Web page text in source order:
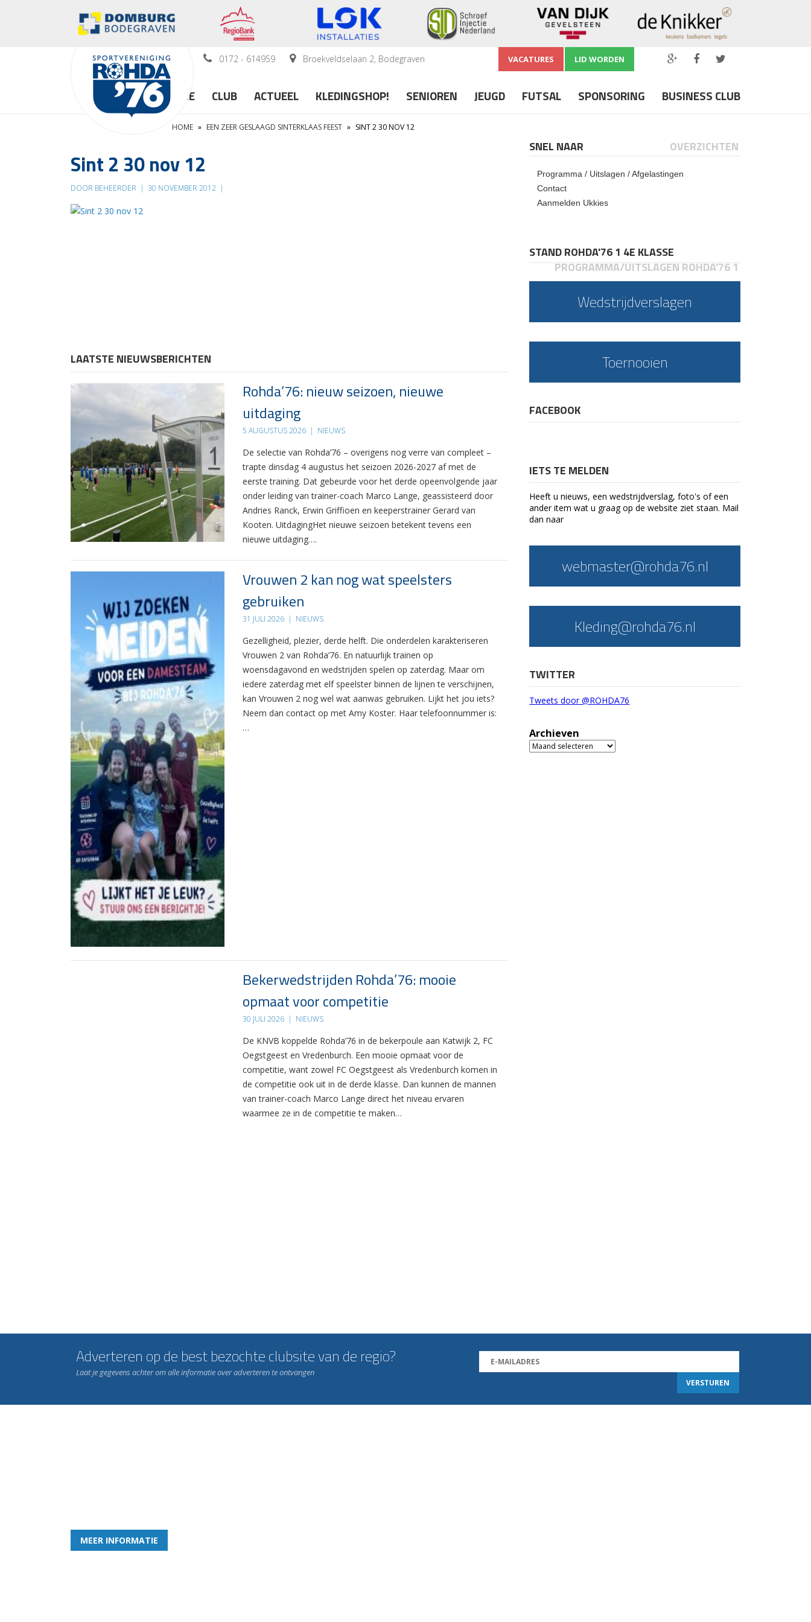
0172 - 614959 Broekveldselaan 2, Bodegraven VACATURES LID WORDEN
HOME CLUB ACTUEEL KLEDINGSHOP! SENIOREN JEUGD FUTSAL SPONSORING BUSINESS CLUB
HOME » EEN ZEER GESLAAGD SINTERKLAAS FEEST » SINT 2 30 NOV 12
Sint 2 30 nov 12
DOOR BEHEERDER | 30 NOVEMBER 2012 |
LAATSTE NIEUWSBERICHTEN
Rohda’76: nieuw seizoen, nieuwe
uitdaging
5 AUGUSTUS 2026 | NIEUWS
De selectie van Rohda’76 – overigens nog verre van compleet –
trapte dinsdag 4 augustus het seizoen 2026-2027 af met de
eerste training. Dat gebeurde voor het derde opeenvolgende jaar
onder leiding van trainer-coach Marco Lange, geassisteerd door
Andries Ranck, Erwin Griffioen en keeperstrainer Gerard van
Kooten. UitdagingHet nieuwe seizoen betekent tevens een
nieuwe uitdaging….
Vrouwen 2 kan nog wat speelsters
gebruiken
31 JULI 2026 | NIEUWS
Gezelligheid, plezier, derde helft. Die onderdelen karakteriseren
Vrouwen 2 van Rohda’76. En natuurlijk trainen op
woensdagavond en wedstrijden spelen op zaterdag. Maar om
iedere zaterdag met elf speelster binnen de lijnen te verschijnen,
kan Vrouwen 2 nog wel wat aanwas gebruiken. Lijkt het jou iets?
Neem dan contact op met Amy Koster. Haar telefoonnummer is:
…
Bekerwedstrijden Rohda’76: mooie
opmaat voor competitie
30 JULI 2026 | NIEUWS
De KNVB koppelde Rohda’76 in de bekerpoule aan Katwijk 2, FC
Oegstgeest en Vredenburch. Een mooie opmaat voor de
competitie, want zowel FC Oegstgeest als Vredenburch komen in
de competitie ook uit in de derde klasse. Dan kunnen de mannen
van trainer-coach Marco Lange direct het niveau ervaren
waarmee ze in de competitie te maken…
SNEL NAAR OVERZICHTEN
Programma / Uitslagen / Afgelastingen
Contact
Aanmelden Ukkies
STAND ROHDA'76 1 4E KLASSE
PROGRAMMA/UITSLAGEN ROHDA'76 1
Wedstrijdverslagen
Toernooien
FACEBOOK
IETS TE MELDEN
Heeft u nieuws, een wedstrijdverslag, foto's of een
ander item wat u graag op de website ziet staan. Mail
dan naar
webmaster@rohda76.nl
Kleding@rohda76.nl
TWITTER
Tweets door @ROHDA76
Archieven
Archieven
Adverteren op de best bezochte clubsite van de regio?
Laat je gegevens achter om alle informatie over adverteren te ontvangen
MEER INFORMATIE